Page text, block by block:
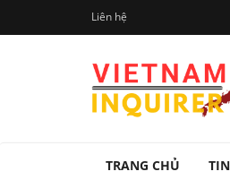
Liên hệ
TRANG CHỦ